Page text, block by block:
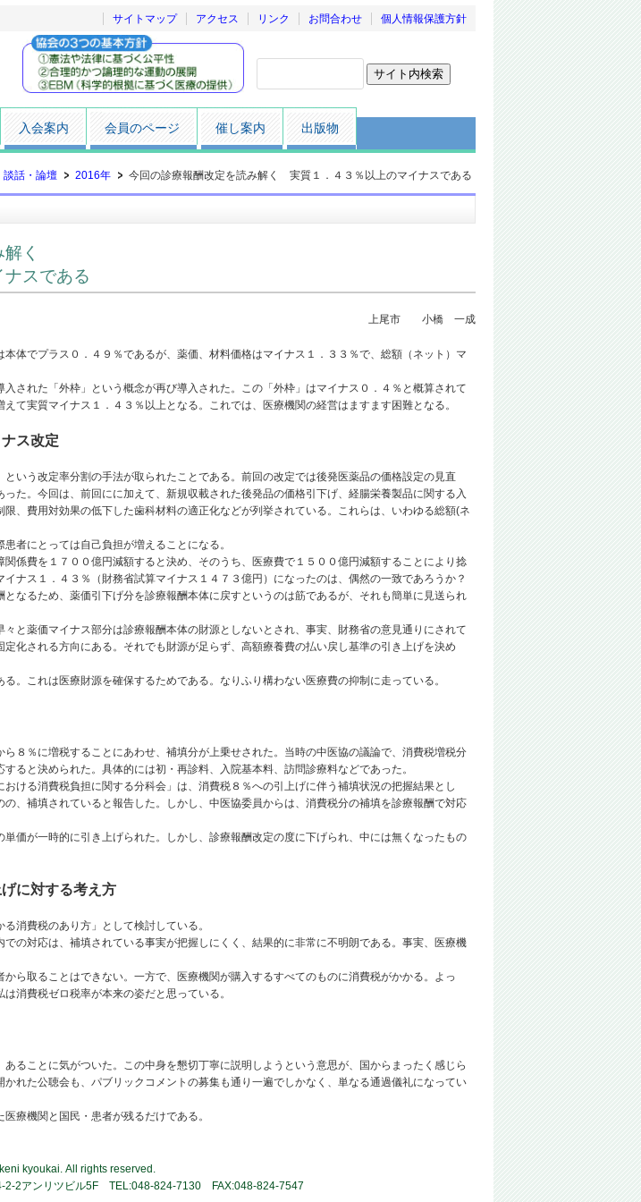
サイトマップ アクセス リンク お問合わせ 個人情報保護方針
入会案内 会員のページ 催し案内 出版物
談話・論壇 2016年 今回の診療報酬改定を読み解く 実質１．４３％以上のマイナスである
く
スである
上尾市 小橋 一成
体でプラス０．４９％であるが、薬価、材料価格はマイナス１．３３％で、総額（ネット）マ
された「外枠」という概念が再び導入された。この「外枠」はマイナス０．４％と概算されて
て実質マイナス１．４３％以上となる。これでは、医療機関の経営はますます困難となる。
ス改定
いう改定率分割の手法が取られたことである。前回の改定では後発医薬品の価格設定の見直
た。今回は、前回にに加えて、新規収載された後発品の価格引下げ、経腸栄養製品に関する入
、費用対効果の低下した歯科材料の適正化などが列挙されている。これらは、いわゆる総額(ネ
者にとっては自己負担が増えることになる。
係費を１７００億円減額すると決め、そのうち、医療費で１５００億円減額することにより捻
ナス１．４３％（財務省試算マイナス１４７３億円）になったのは、偶然の一致であろうか？
なるため、薬価引下げ分を診療報酬本体に戻すというのは筋であるが、それも簡単に見送られ
と薬価マイナス部分は診療報酬本体の財源としないとされ、事実、財務省の意見通りにされて
化される方向にある。それでも財源が足らず、高額療養費の払い戻し基準の引き上げを決め
。これは医療財源を確保するためである。なりふり構わない医療費の抑制に走っている。
８％に増税することにあわせ、補填分が上乗せされた。当時の中医協の議論で、消費税増税分
ると決められた。具体的には初・再診料、入院基本料、訪問診療料などであった。
ける消費税負担に関する分科会」は、消費税８％への引上げに伴う補填状況の把握結果とし
、補填されていると報告した。しかし、中医協委員からは、消費税分の補填を診療報酬で対応
価が一時的に引き上げられた。しかし、診療報酬改定の度に下げられ、中には無くなったもの
に対する考え方
消費税のあり方」として検討している。
の対応は、補填されている事実が把握しにくく、結果的に非常に不明朗である。事実、医療機
ら取ることはできない。一方で、医療機関が購入するすべてのものに消費税がかかる。よっ
消費税ゼロ税率が本来の姿だと思っている。
ることに気がついた。この中身を懇切丁寧に説明しようという意思が、国からまったく感じら
れた公聴会も、パブリックコメントの募集も通り一遍でしかなく、単なる通過儀礼になってい
療機関と国民・患者が残るだけである。
kyoukai. All rights reserved.
2-2アンリツビル5F TEL:048-824-7130 FAX:048-824-7547